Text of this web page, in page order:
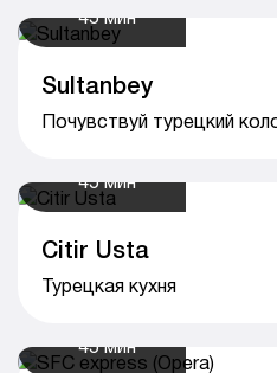
45 мин
Sultanbey
45 мин
Citir Usta
Турецкая кухня
45 мин